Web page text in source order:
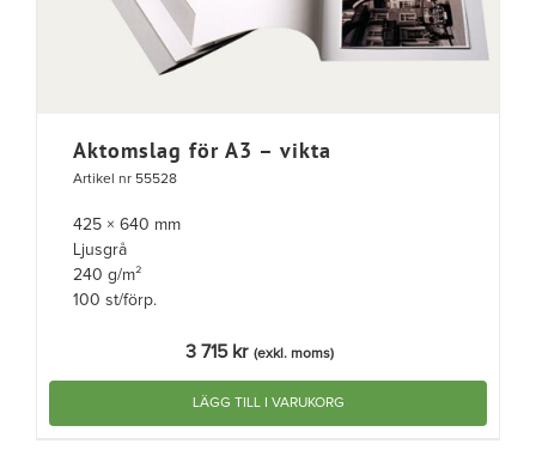
Aktomslag för A3 – vikta
Artikel nr 55528
425 × 640 mm
Ljusgrå
240 g/m²
100 st/förp.
3 715 kr (exkl. moms)
LÄGG TILL I VARUKORG